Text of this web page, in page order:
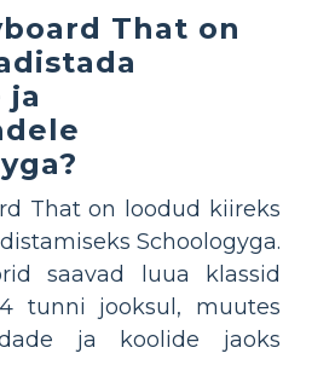
That on
ja
That on loodud kiireks
Schoologyga.
saavad luua klassid
tunni jooksul, muutes
ja koolide jaoks